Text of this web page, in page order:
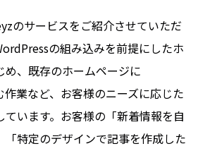
のサービスをご紹介させていただ
の組み込みを前提にしたホ
め、既存のホームページに
業など、お客様のニーズに応じた
います。お客様の「新着情報を自
特定のデザインで記事を作成した